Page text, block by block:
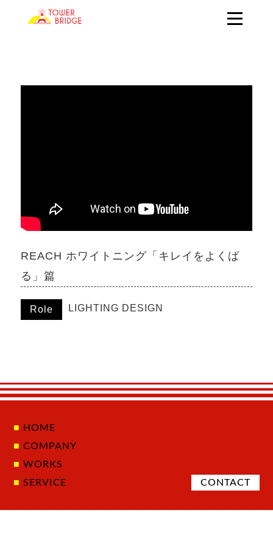
REACH ホワイトニング「キレイをよくば
る」篇
Role LIGHTING DESIGN
HOME
COMPANY
WORKS
SERVICE
CONTACT